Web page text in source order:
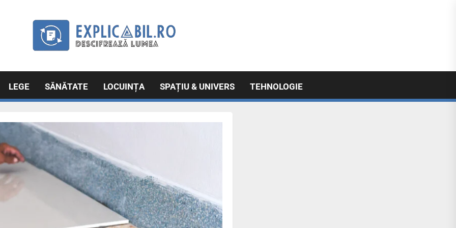
Explicabil
LEGE SĂNĂTATE LOCUINȚA SPAȚIU & UNIVERS TEHNOLOGIE